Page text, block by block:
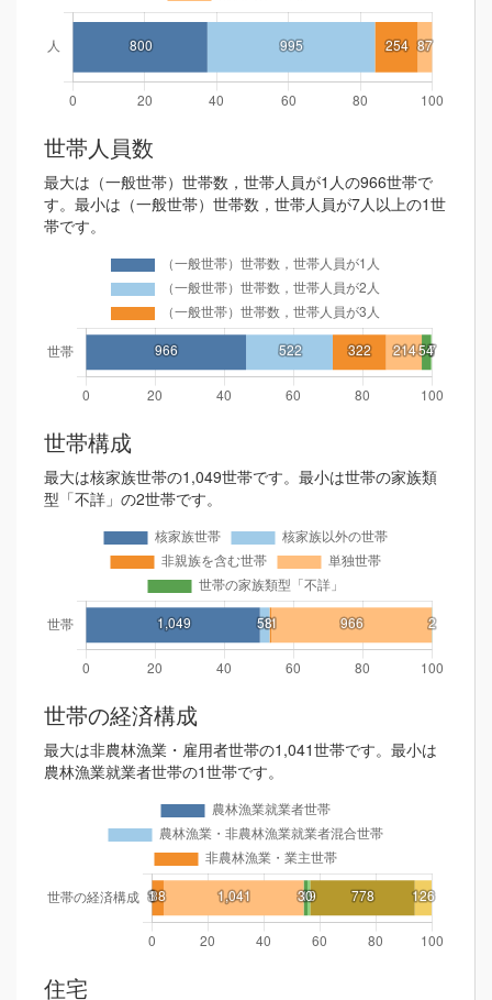
世帯人員数
最大は（一般世帯）世帯数，世帯人員が1人の966世帯で
す。最小は（一般世帯）世帯数，世帯人員が7人以上の1世
帯です。
世帯構成
最大は核家族世帯の1,049世帯です。最小は世帯の家族類
型「不詳」の2世帯です。
世帯の経済構成
最大は非農林漁業・雇用者世帯の1,041世帯です。最小は
農林漁業就業者世帯の1世帯です。
住宅